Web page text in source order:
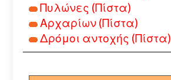
Πυλώνες (Πίστα)
Αρχαρίων (Πίστα)
Δρόμοι αντοχής (Πίστα)